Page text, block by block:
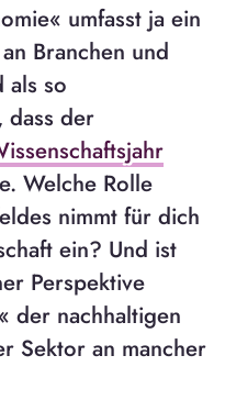
umfasst ja ein
Branchen und
als so
dass der
Welche Rolle
nimmt für dich
ein? Und ist
Perspektive
der nachhaltigen
Sektor an mancher